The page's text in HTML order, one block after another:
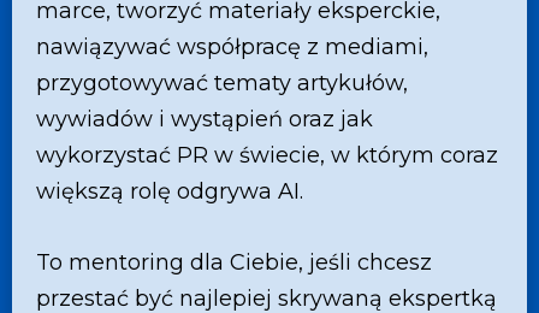
marce, tworzyć materiały eksperckie,
nawiązywać współpracę z mediami,
przygotowywać tematy artykułów,
wywiadów i wystąpień oraz jak
wykorzystać PR w świecie, w którym coraz
większą rolę odgrywa AI.
To mentoring dla Ciebie, jeśli chcesz
przestać być najlepiej skrywaną ekspertką